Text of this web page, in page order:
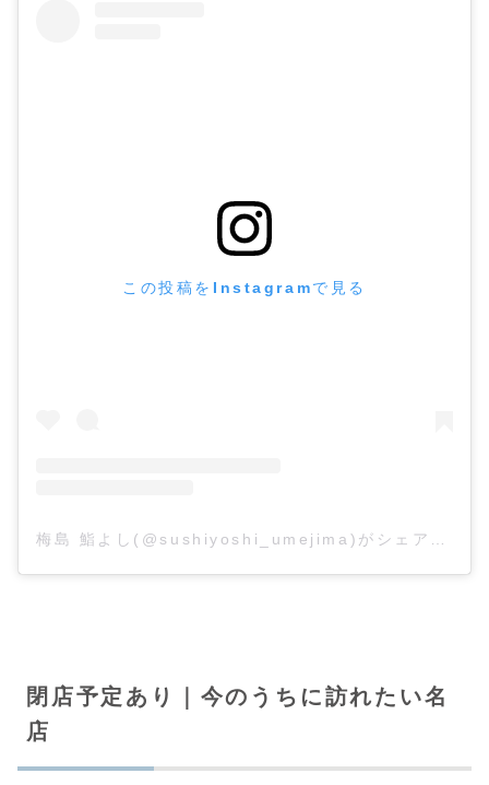
この投稿をInstagramで見る
閉店予定あり｜今のうちに訪れたい名
店